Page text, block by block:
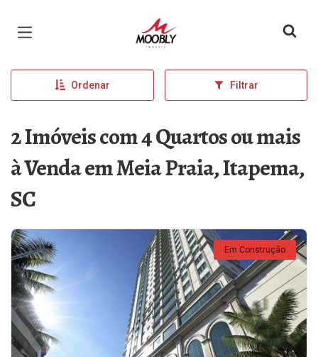
Página inicial
Ordenar Filtrar
2 Imóveis com 4 Quartos ou mais
à Venda em Meia Praia, Itapema,
SC
Em Construção